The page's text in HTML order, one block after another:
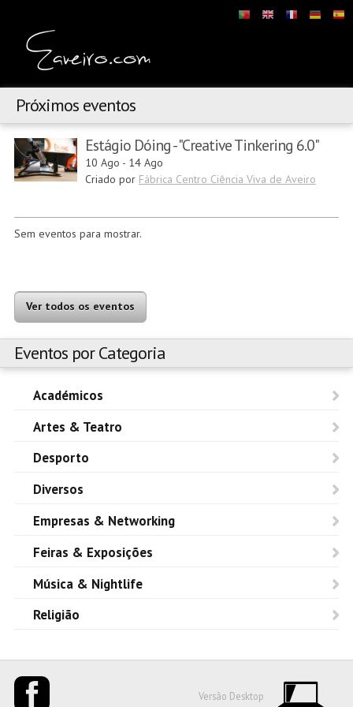
Próximos eventos
Estágio Dóing - "Creative Tinkering 6.0"
10 Ago - 14 Ago
Criado por Fábrica Centro Ciência Viva de Aveiro
Sem eventos para mostrar.
Ver todos os eventos
Eventos por Categoria
Académicos
Artes & Teatro
Desporto
Diversos
Empresas & Networking
Feiras & Exposições
Música & Nightlife
Religião
Versão Desktop